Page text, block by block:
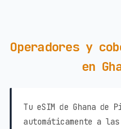
Operadores y
en
Tu eSIM de Ghana de
automáticamente a